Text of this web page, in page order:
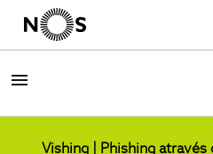
Vishing | Phishing através